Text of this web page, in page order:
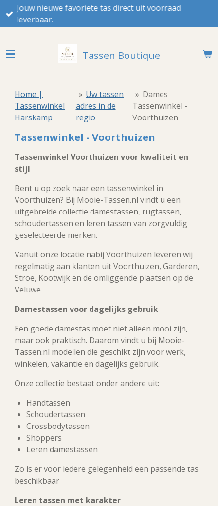
Ga
direct
hoofdinhoud
Jouw nieuwe favoriete tas direct uit voorraad
leverbaar.
Tassen Boutique
Home |
Tassenwinkel
Harskamp
» Uw tassen
adres in de
regio
» Dames
Tassenwinkel -
Voorthuizen
Tassenwinkel - Voorthuizen
Tassenwinkel Voorthuizen voor kwaliteit en
stijl
Bent u op zoek naar een tassenwinkel in
Voorthuizen? Bij Mooie-Tassen.nl vindt u een
uitgebreide collectie damestassen, rugtassen,
schoudertassen en leren tassen van zorgvuldig
geselecteerde merken.
Vanuit onze locatie nabij Voorthuizen leveren wij
regelmatig aan klanten uit Voorthuizen, Garderen,
Stroe, Kootwijk en de omliggende plaatsen op de
Veluwe
Damestassen voor dagelijks gebruik
Een goede damestas moet niet alleen mooi zijn,
maar ook praktisch. Daarom vindt u bij Mooie-
Tassen.nl modellen die geschikt zijn voor werk,
winkelen, vakantie en dagelijks gebruik.
Onze collectie bestaat onder andere uit:
Handtassen
Schoudertassen
Crossbodytassen
Shoppers
Leren damestassen
Zo is er voor iedere gelegenheid een passende tas
beschikbaar
Leren tassen met karakter